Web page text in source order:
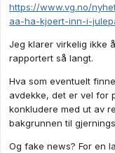
https://www.vg.no/
aa-ha-kjoert-inn-i-
Jeg klarer virkelig ikke
rapportert så langt.
Hva som eventuelt
avdekke, det er vel for
konkludere med ut av
bakgrunnen til
Og fake news? For en